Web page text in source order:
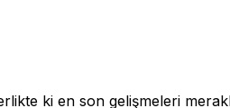
ki en son gelişmeleri